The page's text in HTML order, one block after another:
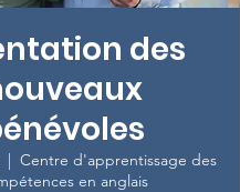
des
  |
Centre d'apprentissage des
en anglais